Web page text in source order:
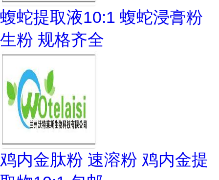
蝮蛇提取液10:1 蝮蛇浸膏粉
生粉 规格齐全
鸡内金肽粉 速溶粉 鸡内金提